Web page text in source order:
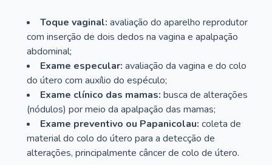
Toque vaginal: avaliação do aparelho reprodutor
com inserção de dois dedos na vagina e apalpação
abdominal;
Exame especular: avaliação da vagina e do colo
do útero com auxílio do espéculo;
Exame clínico das mamas: busca de alterações
(nódulos) por meio da apalpação das mamas;
Exame preventivo ou Papanicolau: coleta de
material do colo do útero para a detecção de
alterações, principalmente câncer de colo de útero.